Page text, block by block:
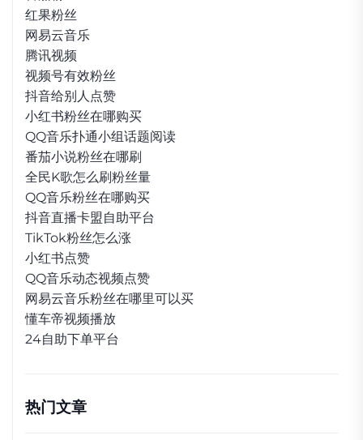
红果粉丝
网易云音乐
腾讯视频
视频号有效粉丝
抖音给别人点赞
小红书粉丝在哪购买
QQ音乐扑通小组话题阅读
番茄小说粉丝在哪刷
全民K歌怎么刷粉丝量
QQ音乐粉丝在哪购买
抖音直播卡盟自助平台
TikTok粉丝怎么涨
小红书点赞
QQ音乐动态视频点赞
网易云音乐粉丝在哪里可以买
懂车帝视频播放
24自助下单平台
热门文章